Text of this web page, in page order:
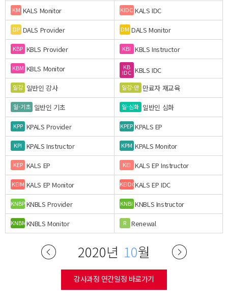
KM KALS Monitor KIDC KALS IDC
DP DALS Provider DM DALS Monitor
KBP KBLS Provider KBI KBLS Instructor
KBM KBLS Monitor KB
IDC KBLS IDC
일강 일반인 강사 일강-만 만료자 재교육
일-기초 일반인 기초 일-심화 일반인 심화
KPP KPALS Provider KPEP KPALS EP
KPI KPALS Instructor KPM KPALS Monitor
KEP KALS EP KEI KALS EP Instructor
KEIM KALS EP Monitor KEIDCKALS EP IDC
KNBPKNBLS Provider KNBI KNBLS Instructor
KNBMKNBLS Monitor R Renewal
2020년 10월
강사과정 연간일정 바로가기